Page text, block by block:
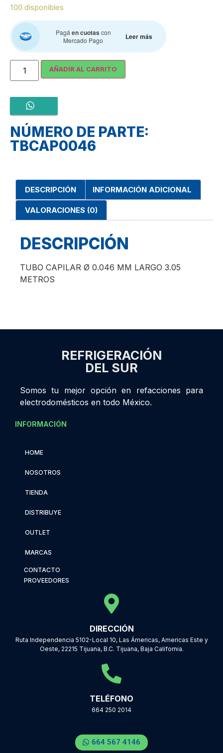
100 disponibles
Pagáen cuotas con
Mercado Pago
Leer más
AÑADIR AL CARRITO
NÚMERO DE PARTE:
TBCAP0046
DESCRIPCIÓN INFORMACIÓN ADICIONAL
VALORACIONES (0)
DESCRIPCIÓN
TUBO CAPILAR Ø 0.046 MM LARGO 3.05
METROS
REFRIGERACIÓN
DEL SUR
Somos tu mejor opción en refacciones para
electrodomésticos en todo México.
INFORMACIÓN
HOME
NOSOTROS
TIENDA
DISTRIBUYE
OUTLET
MARCAS
CONTACTO
PROVEEDORES
DIRECCIÓN
Ruta Independencia 5102-Local 10, Las Ámericas, Americas Este y
Oeste, 22215 Tijuana, B.C. Tijuana, Baja California.
TELÉFONO
664 250 2014
664 567 4146